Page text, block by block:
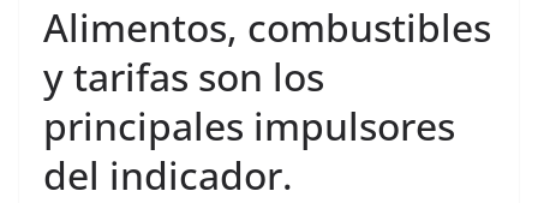
Alimentos, combustibles
y tarifas son los
principales impulsores
del indicador.